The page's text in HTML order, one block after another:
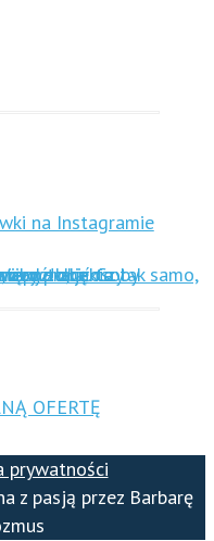
na Instagramie
OFERTĘ
prywatności
z pasją przez Barbarę